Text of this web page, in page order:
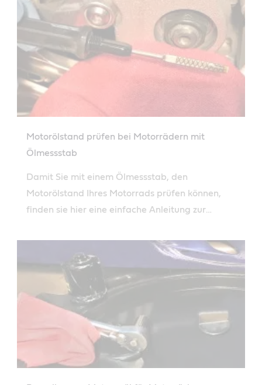
Motorölstand prüfen bei Motorrädern mit
Ölmessstab
Damit Sie mit einem Ölmessstab, den
Motorölstand Ihres Motorrads prüfen können,
finden sie hier eine einfache Anleitung zur